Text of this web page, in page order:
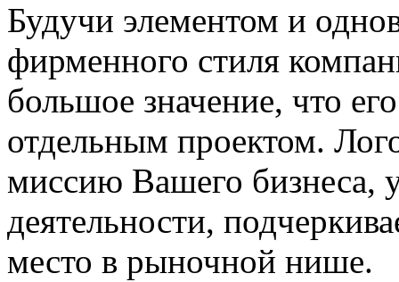
Будучи элементом и
фирменного стиля
большое значение, что
отдельным проектом.
миссию Вашего бизнеса,
деятельности,
место в рыночной нише.